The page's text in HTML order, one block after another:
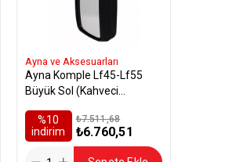
Ayna ve Aksesuarları
Ayna Komple Lf45-Lf55
Büyük Sol (Kahveci
%10
i̇ndirim
₺6.760,51
₺7.511,68